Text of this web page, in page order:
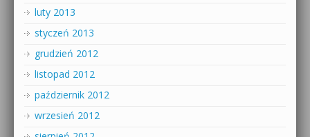
luty 2013
styczeń 2013
grudzień 2012
listopad 2012
październik 2012
wrzesień 2012